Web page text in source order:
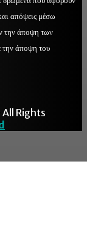
απόψεις μέσω
την άποψη των
την άποψη του
Rights